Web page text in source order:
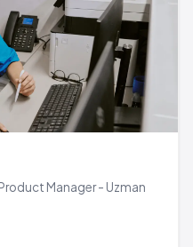
Product Manager - Uzman